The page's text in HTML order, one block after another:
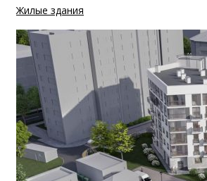
Жилые здания